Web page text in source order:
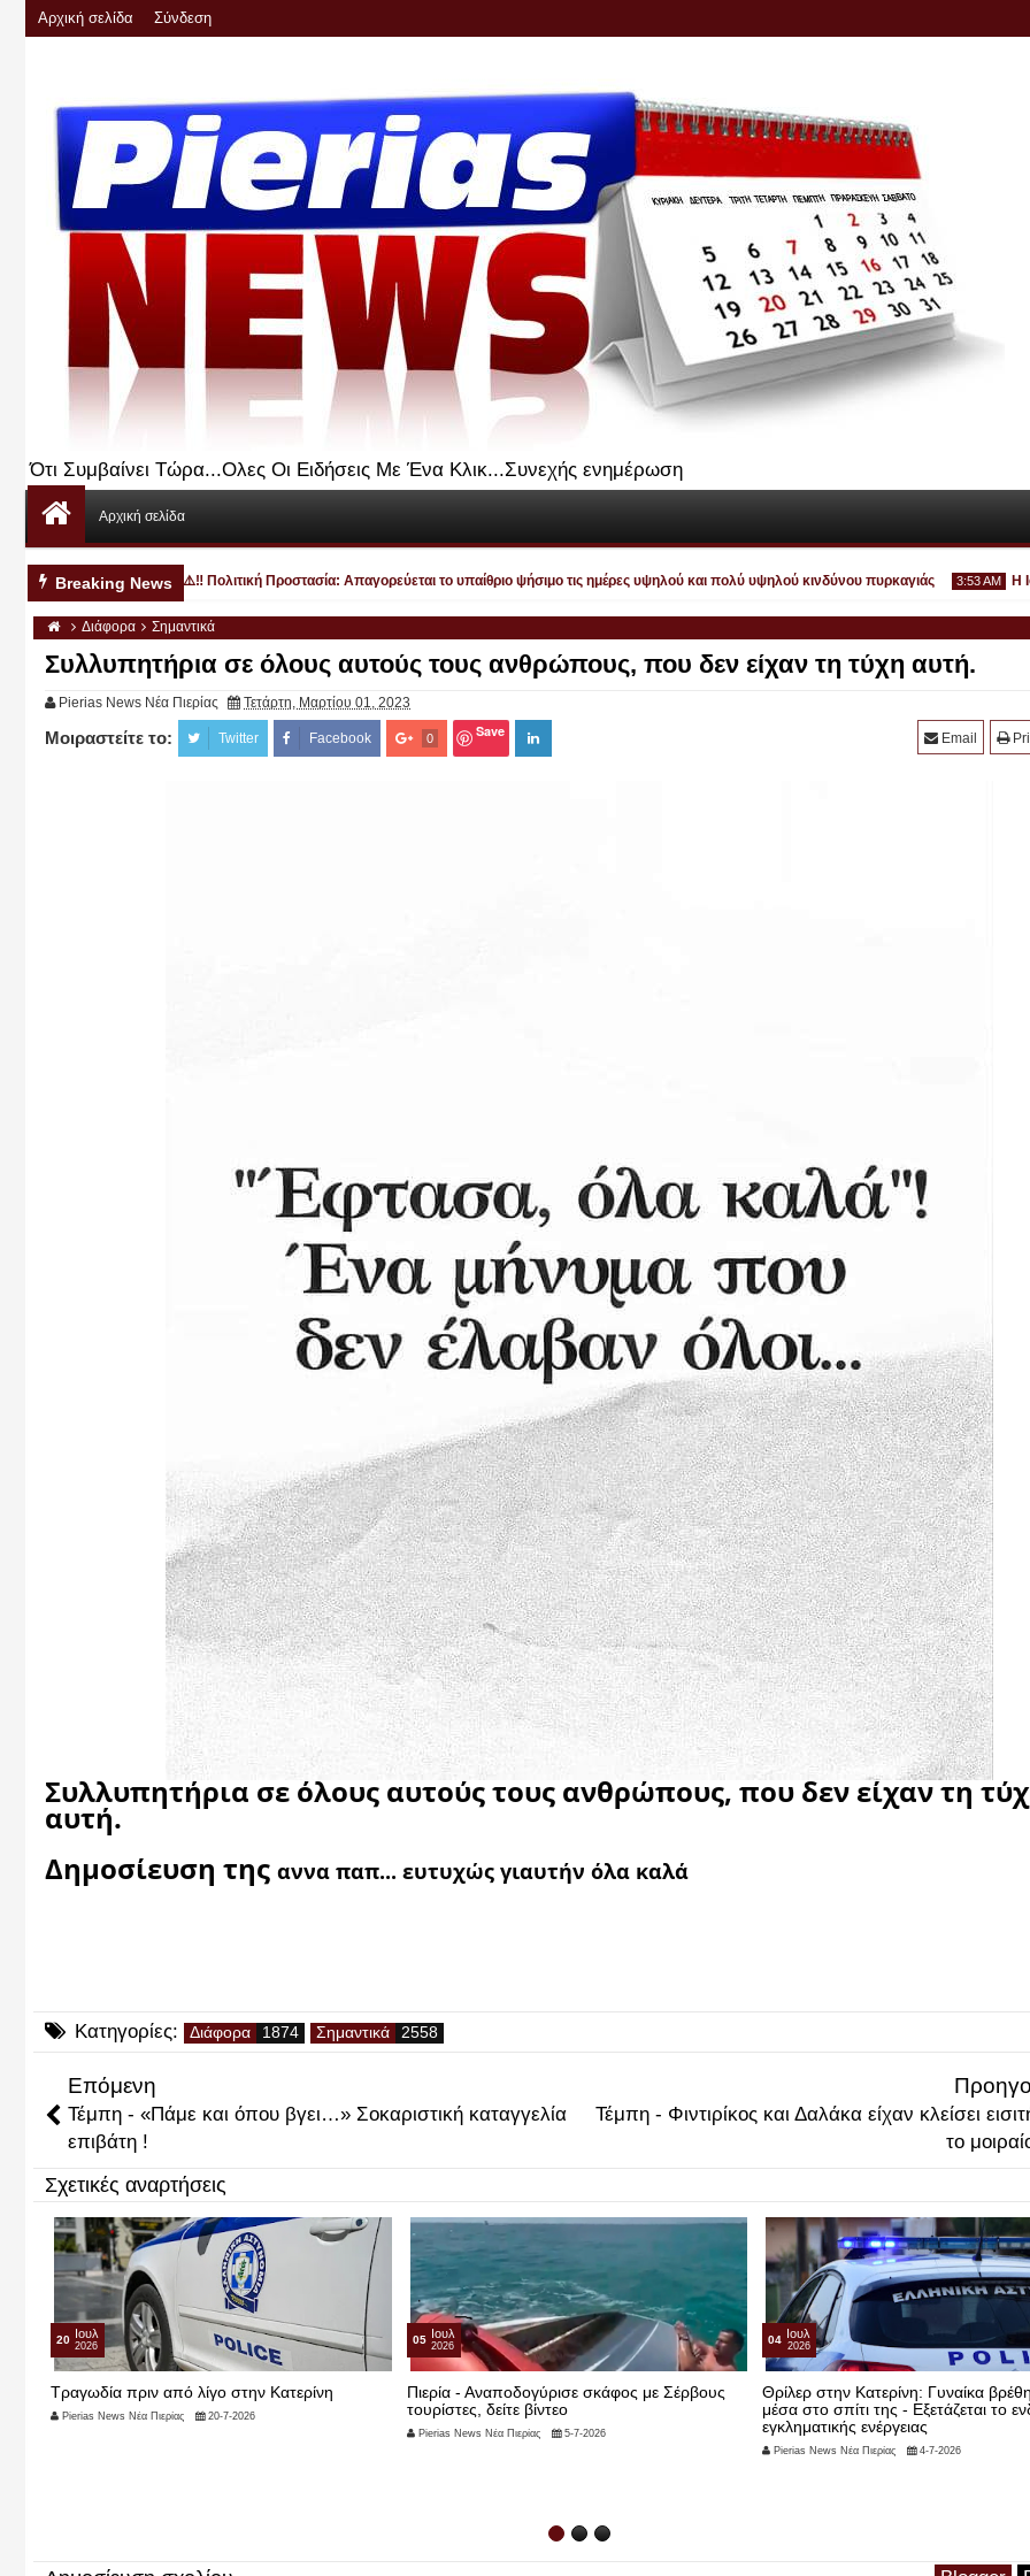
Αρχική σελίδα Σύνδεση
Ότι Συμβαίνει Τώρα...Ολες Οι Ειδήσεις Με Ένα Κλικ...Συνεχής ενημέρωση
Αρχική σελίδα
Breaking News
κηδεία 10:25 PM
03 Αυγ
⚠️‼️ Πολιτική Προστασία: Απαγορεύεται το υπαίθριο ψήσιμο τις ημέρες υψηλού και πολύ υψηλού κινδύνου πυρκαγιάς 3:53 AM
30 Ιουλ
Η
Διάφορα Σημαντικά
Συλλυπητήρια σε όλους αυτούς τους ανθρώπους, που δεν είχαν τη τύχη αυτή.
Pierias News Νέα Πιερίας Τετάρτη, Μαρτίου 01, 2023
Μοιραστείτε το: Twitter Facebook 0 Save Email
Συλλυπητήρια σε όλους αυτούς τους ανθρώπους, που δεν είχαν τη
αυτή.
Δημοσίευση της αννα παπ... ευτυχώς γιαυτήν όλα καλά
Κατηγορίες: Διάφορα Σημαντικά
Επόμενη
Τέμπη - «Πάμε και όπου βγει…» Σοκαριστική καταγγελία
επιβάτη !
Τέμπη - Φιντιρίκος και Δαλάκα είχαν κλείσει
το
Σχετικές αναρτήσεις
05 Ιουλ
2026
Πιερία - Αναποδογύρισε σκάφος με Σέρβους
τουρίστες, δείτε βίντεο
04 Ιουλ
2026
Θρίλερ στην Κατερίνη: Γυναίκα βρέθηκε νεκρή
μέσα στο σπίτι της - Εξετάζεται το ενδεχόμενο
εγκληματικής ενέργειας
22 Ιουν
2026
Συνελήφθη χθες (20 Ιουνίου 2026)
απόγευμα στην Κατερίνη,
Pierias News Νέα Πιερίας 22-6-2026